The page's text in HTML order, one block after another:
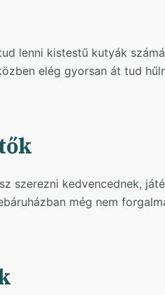
lenni kistestű kutyák
elég gyorsan át tud
szerezni kedvencednek,
még nem